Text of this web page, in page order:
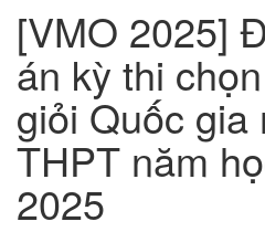
[VMO 2025]
án kỳ thi
giỏi Quốc gia
THPT năm
2025